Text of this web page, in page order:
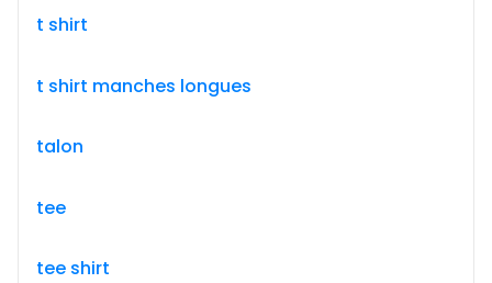
t shirt
t shirt manches longues
talon
tee
tee shirt